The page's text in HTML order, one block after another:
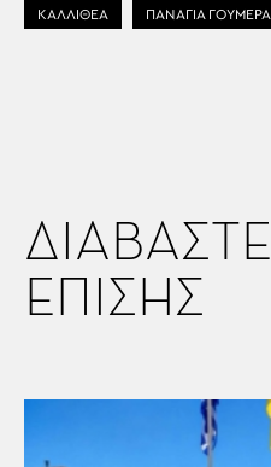
ΚΑΛΛΙΘΕΑ ΠΑΝΑΓΙΑ ΓΟΥΜΕΡΑ
ΔΙΑΒΑΣΤΕ
ΕΠΙΣΗΣ